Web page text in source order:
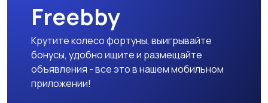
Freebby
Крутите колесо фортуны, выигрывайте
бонусы, удобно ищите и размещайте
объявления - все это в нашем мобильном
приложении!